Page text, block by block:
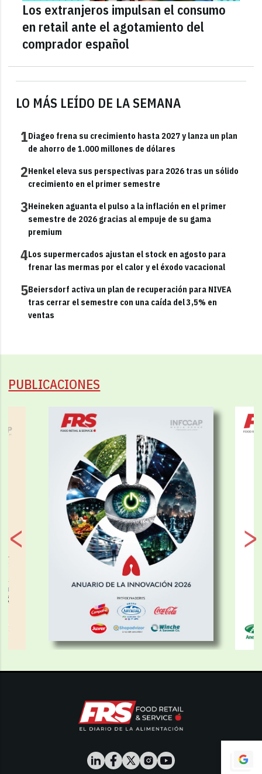
LO MÁS LEÍDO DE LA SEMANA
1Diageo frena su crecimiento hasta 2027 y lanza un plan
de ahorro de 1.000 millones de dólares
2Henkel eleva sus perspectivas para 2026 tras un sólido
crecimiento en el primer semestre
3Heineken aguanta el pulso a la inflación en el primer
semestre de 2026 gracias al empuje de su gama
premium
4Los supermercados ajustan el stock en agosto para
frenar las mermas por el calor y el éxodo vacacional
5Beiersdorf activa un plan de recuperación para NIVEA
tras cerrar el semestre con una caída del 3,5% en
ventas
Los extranjeros impulsan el consumo
en retail ante el agotamiento del
comprador español
PUBLICACIONES